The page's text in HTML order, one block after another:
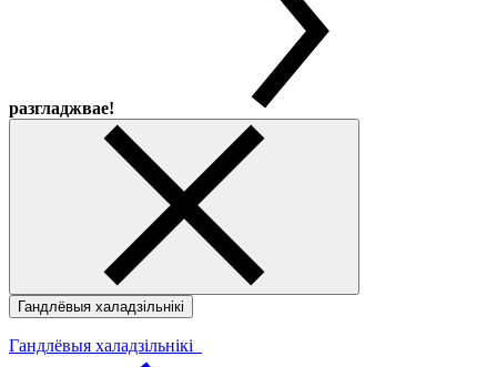
разгладжвае!
Гандлёвыя халадзільнікі
Гандлёвыя халадзільнікі